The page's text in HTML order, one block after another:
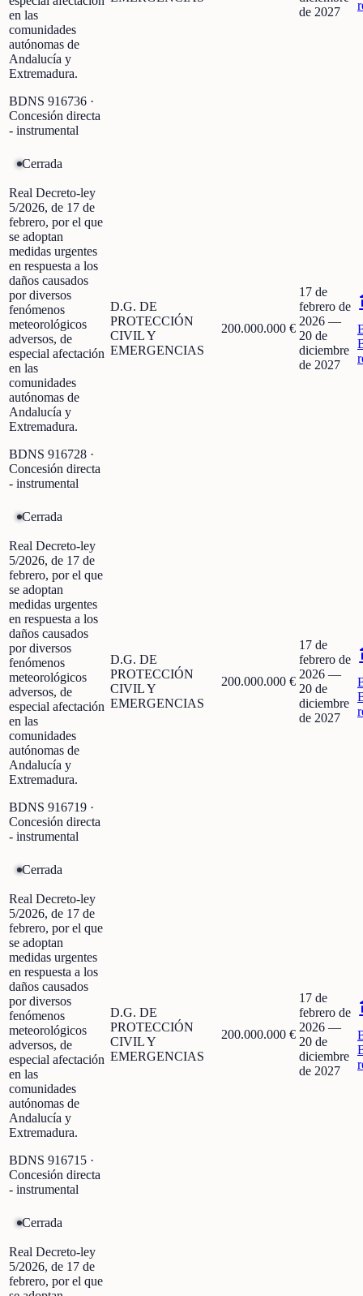
en las
comunidades
autónomas de
Andalucía y
Extremadura.
BDNS 916736 ·
Concesión directa
- instrumental
de 2027
Cerrada
Real Decreto-ley
5/2026, de 17 de
febrero, por el que
se adoptan
medidas urgentes
en respuesta a los
daños causados
por diversos
fenómenos
meteorológicos
adversos, de
especial afectación
en las
comunidades
autónomas de
Andalucía y
Extremadura.
BDNS 916728 ·
Concesión directa
- instrumental
D.G. DE
PROTECCIÓN
CIVIL Y
EMERGENCIAS
200.000.000 €
17 de
febrero de
2026 —
20 de
diciembre
de 2027
Cerrada
Real Decreto-ley
5/2026, de 17 de
febrero, por el que
se adoptan
medidas urgentes
en respuesta a los
daños causados
por diversos
fenómenos
meteorológicos
adversos, de
especial afectación
en las
comunidades
autónomas de
Andalucía y
Extremadura.
BDNS 916719 ·
Concesión directa
- instrumental
D.G. DE
PROTECCIÓN
CIVIL Y
EMERGENCIAS
200.000.000 €
17 de
febrero de
2026 —
20 de
diciembre
de 2027
Cerrada
Real Decreto-ley
5/2026, de 17 de
febrero, por el que
se adoptan
medidas urgentes
en respuesta a los
daños causados
por diversos
fenómenos
meteorológicos
adversos, de
especial afectación
en las
comunidades
autónomas de
Andalucía y
Extremadura.
BDNS 916715 ·
Concesión directa
- instrumental
D.G. DE
PROTECCIÓN
CIVIL Y
EMERGENCIAS
200.000.000 €
17 de
febrero de
2026 —
20 de
diciembre
de 2027
Cerrada
Real Decreto-ley
5/2026, de 17 de
febrero, por el que